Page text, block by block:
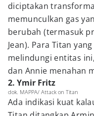
diciptakan
memunculkan gas
berubah (termasuk
Jean). Para Titan
melindungi entitas
dan Annie menahan
2. Ymir Fritz
dok. MAPPA/ Attack on Titan
Ada indikasi kuat